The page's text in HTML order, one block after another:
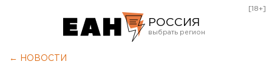
РОССИЯ
[18+]
← НОВОСТИ